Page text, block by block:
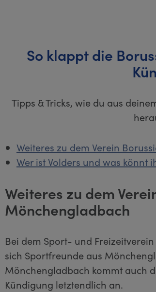
So klappt die
Tipps & Tricks, wie du aus
Weiteres zu dem Verein
Wer ist Volders und was könnt
Weiteres zu dem
Mönchengladbach
Bei dem Sport- und
sich Sportfreunde aus
Mönchengladbach kommt auch
Kündigung letztendlich an.